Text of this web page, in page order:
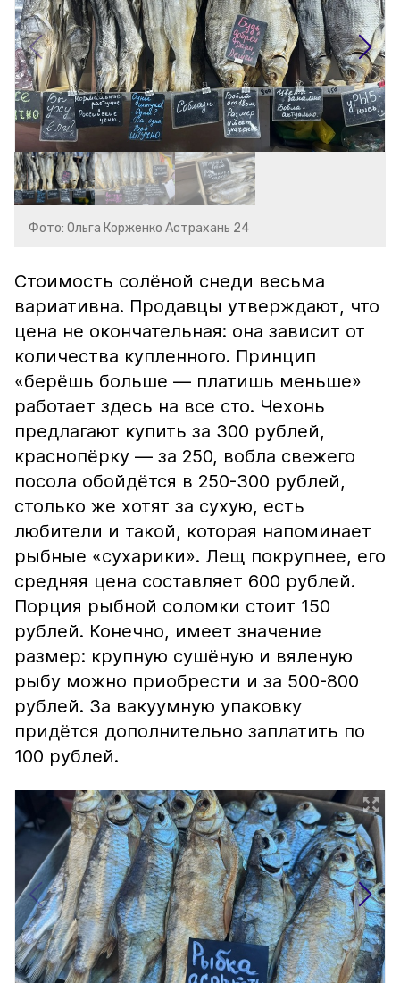
Фото: Ольга Корженко Астрахань 24
Стоимость солёной снеди весьма
вариативна. Продавцы утверждают, что
цена не окончательная: она зависит от
количества купленного. Принцип
«берёшь больше — платишь меньше»
работает здесь на все сто. Чехонь
предлагают купить за 300 рублей,
краснопёрку — за 250, вобла свежего
посола обойдётся в 250-300 рублей,
столько же хотят за сухую, есть
любители и такой, которая напоминает
рыбные «сухарики». Лещ покрупнее, его
средняя цена составляет 600 рублей.
Порция рыбной соломки стоит 150
рублей. Конечно, имеет значение
размер: крупную сушёную и вяленую
рыбу можно приобрести и за 500-800
рублей. За вакуумную упаковку
придётся дополнительно заплатить по
100 рублей.